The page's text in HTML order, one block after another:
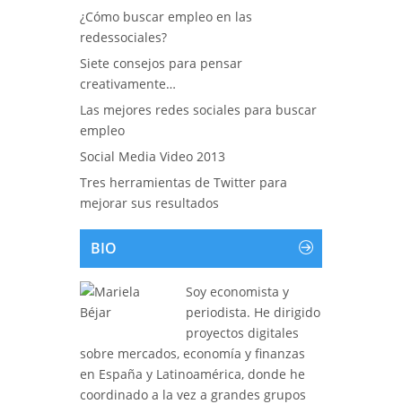
¿Cómo buscar empleo en las
redessociales?
Siete consejos para pensar
creativamente…
Las mejores redes sociales para buscar
empleo
Social Media Video 2013
Tres herramientas de Twitter para
mejorar sus resultados
BIO
Soy economista y
periodista. He dirigido
proyectos digitales
sobre mercados, economía y finanzas
en España y Latinoamérica, donde he
coordinado a la vez a grandes grupos